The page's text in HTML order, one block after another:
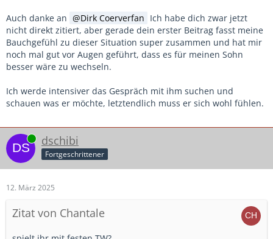
Auch danke an Dirk Coerverfan Ich habe dich zwar jetzt
nicht direkt zitiert, aber gerade dein erster Beitrag fasst meine
Bauchgefühl zu dieser Situation super zusammen und hat mir
noch mal gut vor Augen geführt, dass es für meinen Sohn
besser wäre zu wechseln.
Ich werde intensiver das Gespräch mit ihm suchen und
schauen was er möchte, letztendlich muss er sich wohl fühlen.
Online dschibi
Fortgeschrittener
12. März 2025
Zitat von Chantale